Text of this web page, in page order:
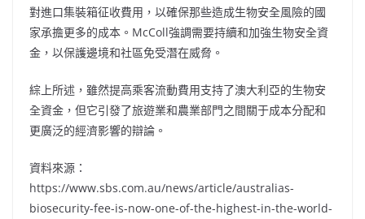
對進口集裝箱征收費用，以確保那些造成生物安全風險的國
家承擔更多的成本。McColl強調需要持續和加強生物安全資
金，以保護邊境和社區免受潛在威脅。
綜上所述，雖然提高乘客流動費用支持了澳大利亞的生物安
全資金，但它引發了旅遊業和農業部門之間關于成本分配和
更廣泛的經濟影響的辯論。
資料來源：
https://www.sbs.com.au/news/article/australias-
biosecurity-fee-is-now-one-of-the-highest-in-the-world-